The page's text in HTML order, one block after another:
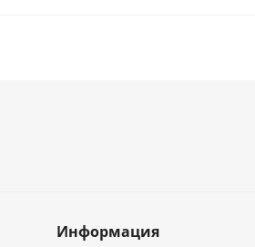
Информация